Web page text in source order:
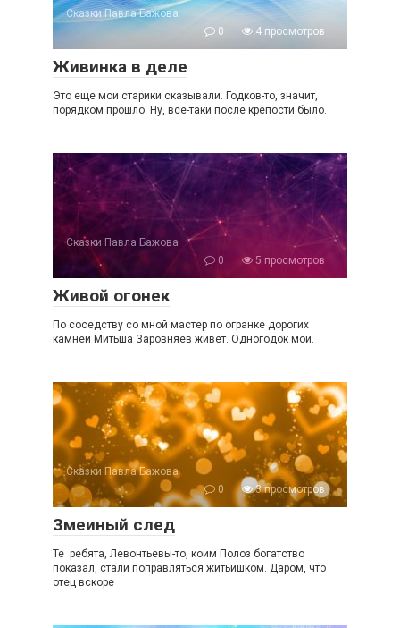
Сказки Павла Бажова
0
4 просмотров
Живинка в деле
Это еще мои старики сказывали. Годков-то, значит,
порядком прошло. Ну, все-таки после крепости было.
Сказки Павла Бажова
0
5 просмотров
Живой огонек
По соседству со мной мастер по огранке дорогих
камней Митьша Заровняев живет. Одногодок мой.
Сказки Павла Бажова
0
3 просмотров
Змеиный след
Те ребята, Левонтьевы-то, коим Полоз богатство
показал, стали поправляться житьишком. Даром, что
отец вскоре